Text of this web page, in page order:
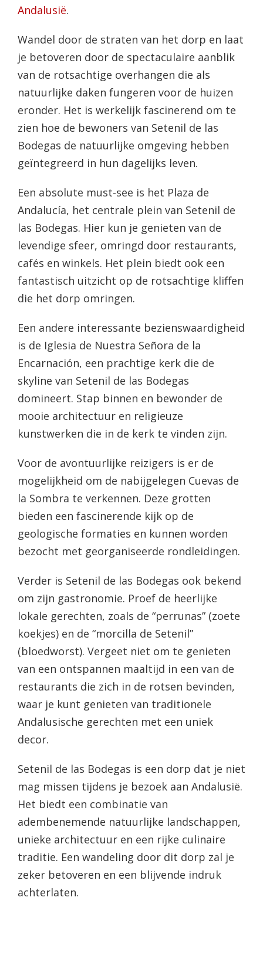
Andalusië.
Wandel door de straten van het dorp en laat
je betoveren door de spectaculaire aanblik
van de rotsachtige overhangen die als
natuurlijke daken fungeren voor de huizen
eronder. Het is werkelijk fascinerend om te
zien hoe de bewoners van Setenil de las
Bodegas de natuurlijke omgeving hebben
geïntegreerd in hun dagelijks leven.
Een absolute must-see is het Plaza de
Andalucía, het centrale plein van Setenil de
las Bodegas. Hier kun je genieten van de
levendige sfeer, omringd door restaurants,
cafés en winkels. Het plein biedt ook een
fantastisch uitzicht op de rotsachtige kliffen
die het dorp omringen.
Een andere interessante bezienswaardigheid
is de Iglesia de Nuestra Señora de la
Encarnación, een prachtige kerk die de
skyline van Setenil de las Bodegas
domineert. Stap binnen en bewonder de
mooie architectuur en religieuze
kunstwerken die in de kerk te vinden zijn.
Voor de avontuurlijke reizigers is er de
mogelijkheid om de nabijgelegen Cuevas de
la Sombra te verkennen. Deze grotten
bieden een fascinerende kijk op de
geologische formaties en kunnen worden
bezocht met georganiseerde rondleidingen.
Verder is Setenil de las Bodegas ook bekend
om zijn gastronomie. Proef de heerlijke
lokale gerechten, zoals de “perrunas” (zoete
koekjes) en de “morcilla de Setenil”
(bloedworst). Vergeet niet om te genieten
van een ontspannen maaltijd in een van de
restaurants die zich in de rotsen bevinden,
waar je kunt genieten van traditionele
Andalusische gerechten met een uniek
decor.
Setenil de las Bodegas is een dorp dat je niet
mag missen tijdens je bezoek aan Andalusië.
Het biedt een combinatie van
adembenemende natuurlijke landschappen,
unieke architectuur en een rijke culinaire
traditie. Een wandeling door dit dorp zal je
zeker betoveren en een blijvende indruk
achterlaten.